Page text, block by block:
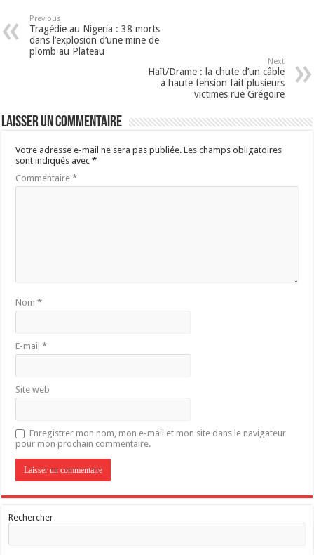
Previous
Tragédie au Nigeria : 38 morts
dans l’explosion d’une mine de
plomb au Plateau
Next
Haït/Drame : la chute d’un câble
à haute tension fait plusieurs
victimes rue Grégoire
Laisser un commentaire
Votre adresse e-mail ne sera pas publiée. Les champs obligatoires
sont indiqués avec*
Commentaire*
Nom*
E-mail*
Site web
Enregistrer mon nom, mon e-mail et mon site dans le navigateur
pour mon prochain commentaire.
Rechercher